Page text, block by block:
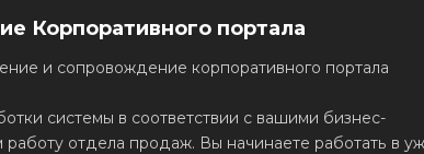
Корпоративного портала
и сопровождение корпоративного портала
системы в соответствии с вашими бизнес-
отдела продаж. Вы начинаете работать в